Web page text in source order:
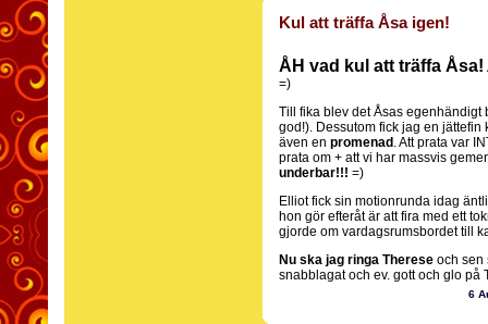
Kul att träffa Åsa igen!
ÅH vad kul att träffa Åsa!
=)
Till fika blev det Åsas egenhändigt
god!). Dessutom fick jag en
även en promenad . Att prata var
prata om + att vi har massvis
underbar!!! =)
Elliot fick sin motionrunda idag
hon gör efteråt är att fira med ett
gjorde om vardagsrumsbordet till
Nu ska jag ringa Thereseoch sen
snabblagat och ev. gott och glo på
6